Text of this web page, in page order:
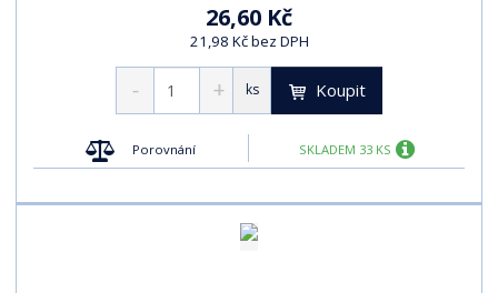
26,60 Kč
21,98 Kč bez DPH
ks Koupit
Porovnání SKLADEM 33 KS